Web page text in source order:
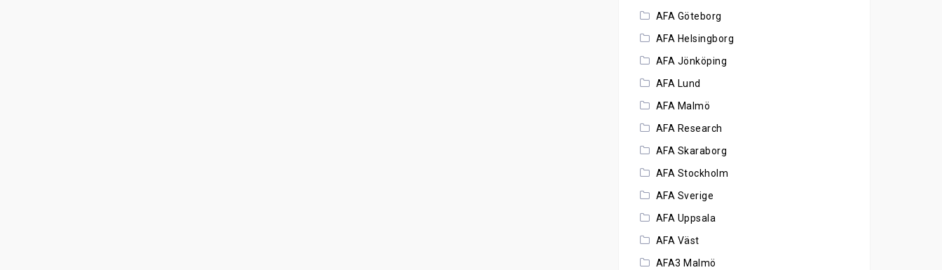
AFA Göteborg
AFA Helsingborg
AFA Jönköping
AFA Lund
AFA Malmö
AFA Research
AFA Skaraborg
AFA Stockholm
AFA Sverige
AFA Uppsala
AFA Väst
AFA3 Malmö